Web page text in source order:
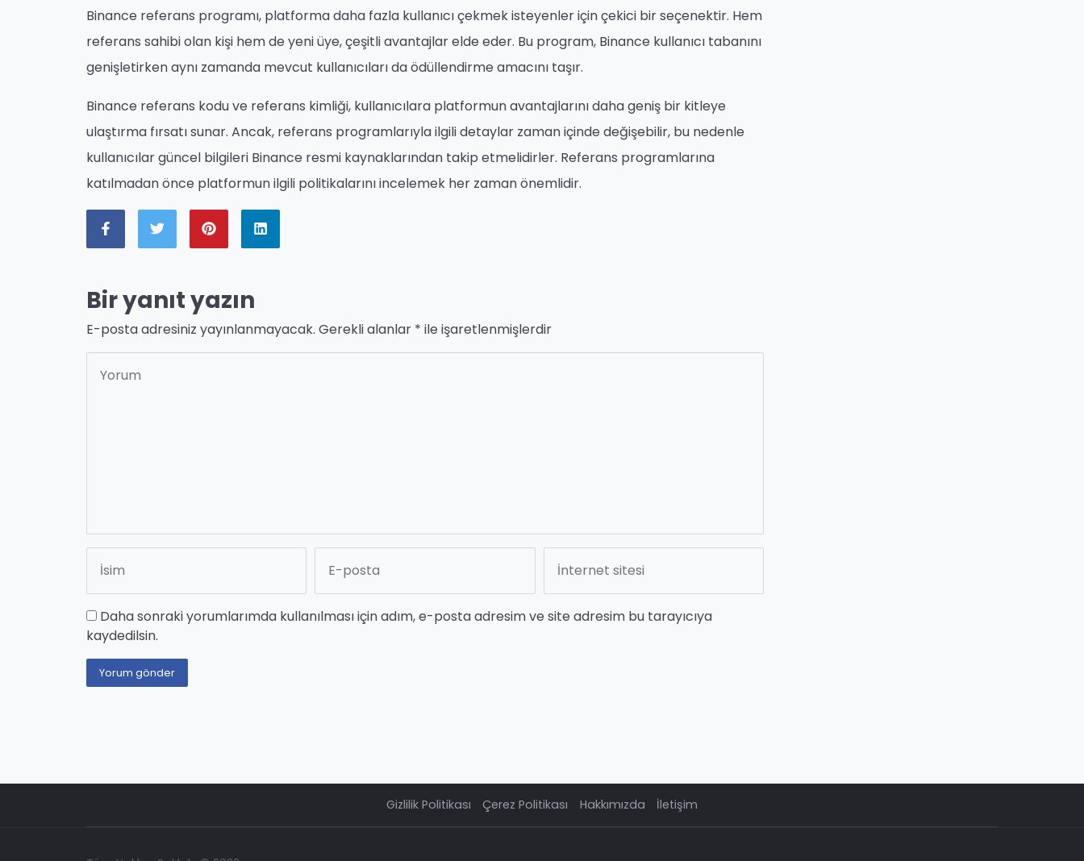
Binance referans programı, platforma daha fazla kullanıcı çekmek isteyenler için çekici bir seçenektir. Hem
referans sahibi olan kişi hem de yeni üye, çeşitli avantajlar elde eder. Bu program, Binance kullanıcı tabanını
genişletirken aynı zamanda mevcut kullanıcıları da ödüllendirme amacını taşır.
Binance referans kodu ve referans kimliği, kullanıcılara platformun avantajlarını daha geniş bir kitleye
ulaştırma fırsatı sunar. Ancak, referans programlarıyla ilgili detaylar zaman içinde değişebilir, bu nedenle
kullanıcılar güncel bilgileri Binance resmi kaynaklarından takip etmelidirler. Referans programlarına
katılmadan önce platformun ilgili politikalarını incelemek her zaman önemlidir.
Bir yanıt yazın
E-posta adresiniz yayınlanmayacak. Gerekli alanlar * ile işaretlenmişlerdir
Daha sonraki yorumlarımda kullanılması için adım, e-posta adresim ve site adresim bu tarayıcıya
kaydedilsin.
Gizlilik Politikası Çerez Politikası Hakkımızda İletişim